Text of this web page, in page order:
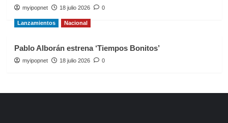
myipopnet 18 julio 2026 0
Lanzamientos Nacional
Pablo Alborán estrena ‘Tiempos Bonitos’
myipopnet 18 julio 2026 0